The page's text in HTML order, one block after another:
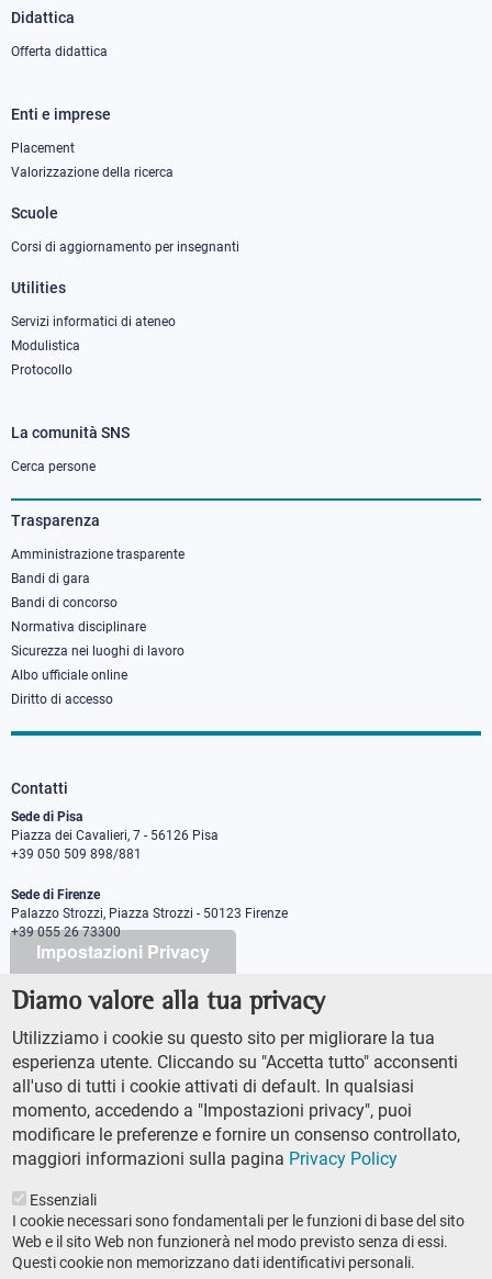
Impostazioni Privacy
Diamo valore alla tua privacy
Utilizziamo i cookie su questo sito per migliorare la tua
esperienza utente. Cliccando su "Accetta tutto" acconsenti
all'uso di tutti i cookie attivati di default. In qualsiasi
momento, accedendo a "Impostazioni privacy", puoi
modificare le preferenze e fornire un consenso controllato,
maggiori informazioni sulla pagina Privacy Policy
Essenziali
I cookie necessari sono fondamentali per le funzioni di base del sito
Web e il sito Web non funzionerà nel modo previsto senza di essi.
Questi cookie non memorizzano dati identificativi personali.
Didattica
Offerta didattica
Footer
column
Enti e imprese
Placement
Valorizzazione della ricerca
Scuole
Corsi di aggiornamento per insegnanti
Utilities
Servizi informatici di ateneo
Modulistica
Protocollo
Footer
column
3
La comunità SNS
Cerca persone
Trasparenza
Amministrazione trasparente
Bandi di gara
Bandi di concorso
Normativa disciplinare
Sicurezza nei luoghi di lavoro
Albo ufficiale online
Diritto di accesso
Contatti
Sede di Pisa
Piazza dei Cavalieri, 7 - 56126 Pisa
+39 050 509 898/881
Sede di Firenze
Palazzo Strozzi, Piazza Strozzi - 50123 Firenze
+39 055 26 73300
PEC protocollo@pec.sns.it
Codice Fiscale 8000 5050507
Ufficio comunicazione
Addetto stampa
URP - Ufficio relazioni con il pubblico
AMMINISTRAZIONE TRASPARENTE